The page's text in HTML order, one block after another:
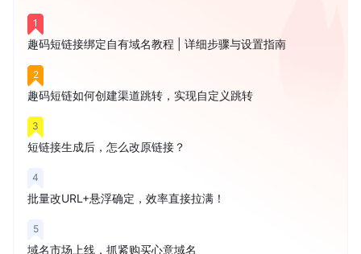
1
趣码短链接绑定自有域名教程 | 详细步骤与设置指南
2
趣码短链如何创建渠道跳转，实现自定义跳转
3
短链接生成后，怎么改原链接？
4
批量改URL+悬浮确定，效率直接拉满！
5
域名市场上线，抓紧购买心意域名